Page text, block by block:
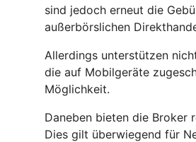
sind jedoch erneut die
außerbörslichen
Allerdings unterstützen
die auf Mobilgeräte
Möglichkeit.
Daneben bieten die Broker
Dies gilt überwiegend für